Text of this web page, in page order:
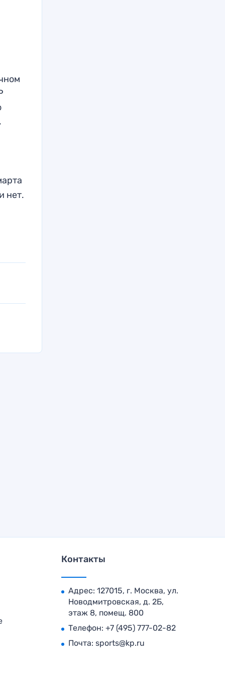
нет.
Контакты
Адрес: 127015, г. Москва, ул.
Новодмитровская, д. 2Б,
этаж 8, помещ. 800
Телефон: +7 (495) 777-02-82
Почта: sports@kp.ru